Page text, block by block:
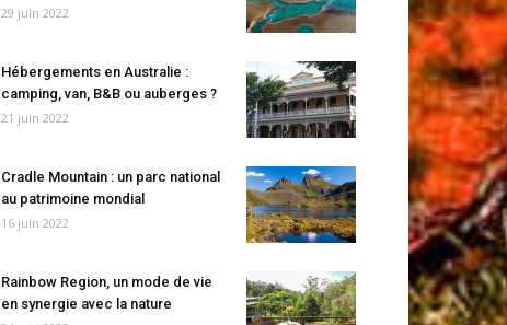
29 juin 2022
Hébergements en Australie :
camping, van, B&B ou auberges ?
21 juin 2022
Cradle Mountain : un parc national
au patrimoine mondial
16 juin 2022
Rainbow Region, un mode de vie
en synergie avec la nature